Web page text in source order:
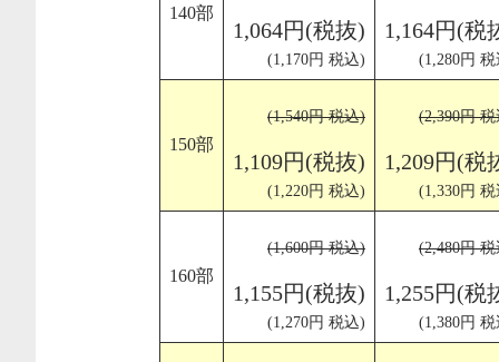
140部
1,064円(税抜)
(1,170円 税込)
1,164円(税
(1,280円
150部
(1,540円 税込)
1,109円(税抜)
(1,220円 税込)
(2,390円
1,209円(税
(1,330円
160部
(1,600円 税込)
1,155円(税抜)
(1,270円 税込)
(2,480円
1,255円(税
(1,380円